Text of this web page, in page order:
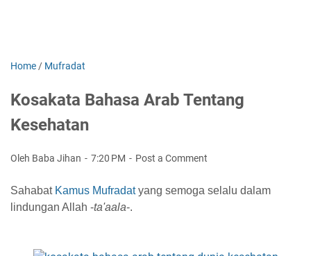
Home / Mufradat
Kosakata Bahasa Arab Tentang
Kesehatan
Oleh Baba Jihan 7:20 PM Post a Comment
Sahabat Kamus Mufradatyang semoga selalu dalam
lindungan Allah -ta'aala-.